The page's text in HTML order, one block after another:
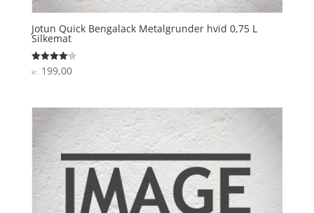
Jotun Quick Bengalack Metalgrunder hvid 0,75 L
Silkemat
Vurderet
4.1
kr.199,00